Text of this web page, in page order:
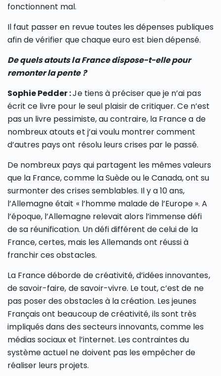
fonctionnent mal.
Il faut passer en revue toutes les dépenses publiques
afin de vérifier que chaque euro est bien dépensé.
De quels atouts la France dispose-t-elle pour
remonter la pente ?
Sophie Pedder :Je tiens à préciser que je n’ai pas
écrit ce livre pour le seul plaisir de critiquer. Ce n’est
pas un livre pessimiste, au contraire, la France a de
nombreux atouts et j’ai voulu montrer comment
d’autres pays ont résolu leurs crises par le passé.
De nombreux pays qui partagent les mêmes valeurs
que la France, comme la Suède ou le Canada, ont su
surmonter des crises semblables. Il y a 10 ans,
l’Allemagne était « l’homme malade de l’Europe ». A
l’époque, l’Allemagne relevait alors l’immense défi
de sa réunification. Un défi différent de celui de la
France, certes, mais les Allemands ont réussi à
franchir ces obstacles.
La France déborde de créativité, d’idées innovantes,
de savoir-faire, de savoir-vivre. Le tout, c’est de ne
pas poser des obstacles à la création. Les jeunes
Français ont beaucoup de créativité, ils sont très
impliqués dans des secteurs innovants, comme les
médias sociaux et l’internet. Les contraintes du
système actuel ne doivent pas les empêcher de
réaliser leurs projets.